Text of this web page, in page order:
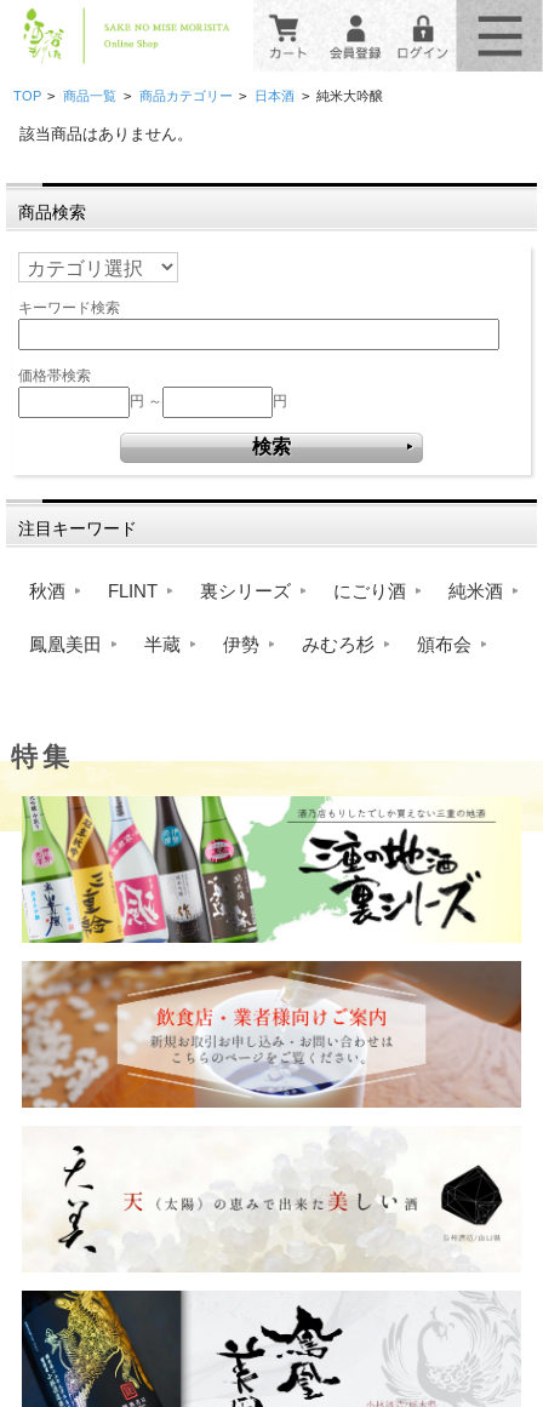
TOP > 商品一覧 > 商品カテゴリー > 日本酒 > 純米大吟醸
該当商品はありません。
商品検索
キーワード検索
価格帯検索
円 ～
円
注目キーワード
秋酒 FLINT 裏シリーズ にごり酒 純米酒
鳳凰美田 半蔵 伊勢 みむろ杉 頒布会
特集